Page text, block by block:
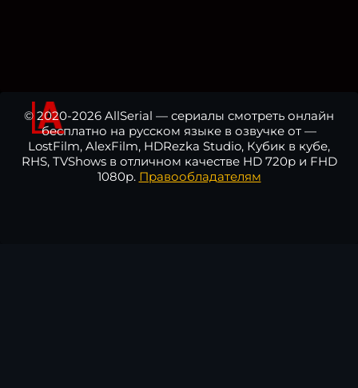
© 2020-2026 AllSerial — сериалы смотреть онлайн
бесплатно на русском языке в озвучке от —
LostFilm, AlexFilm, HDRezka Studio, Кубик в кубе,
RHS, TVShows в отличном качестве HD 720p и FHD
1080p. Правообладателям